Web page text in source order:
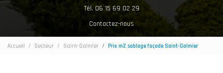
Tél. 06 15 69 02 29
Contactez-nous
Accueil Secteur Saint-Galmier Prix m2 sablage façade Saint-Galmier